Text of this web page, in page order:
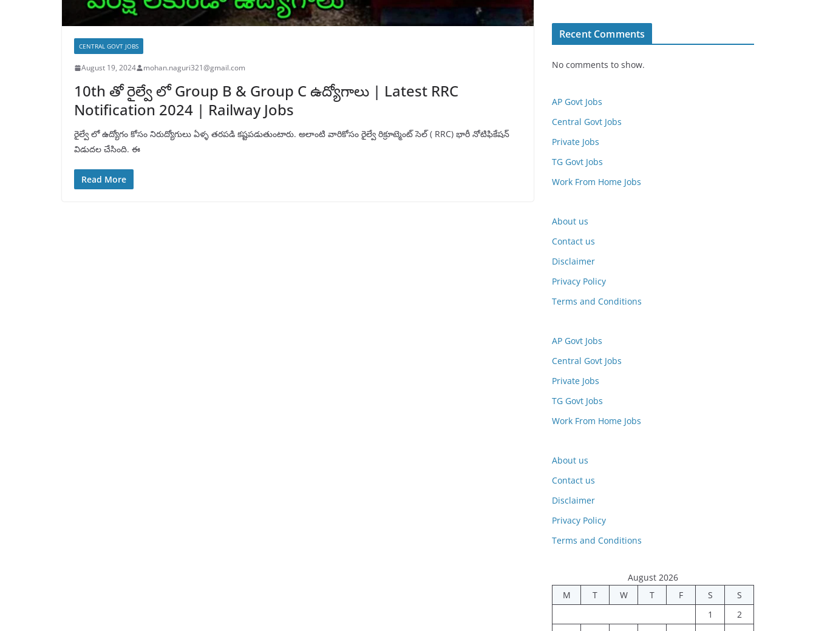
CENTRAL GOVT JOBS
August 19, 2024 mohan.naguri321@gmail.com
10th తో రైల్వే లో Group B & Group C ఉద్యోగాలు | Latest RRC
Notification 2024 | Railway Jobs
రైల్వే లో ఉద్యోగం కోసం నిరుద్యోగులు ఏళ్ళ తరపడి కష్టపడుతుంటారు. అలాంటి వారికోసం రైల్వే రిక్రూట్మెంట్ సెల్ ( RRC) భారీ నోటిఫికేషన్
విడుదల చేసింది. ఈ
Read More
Recent Comments
No comments to show.
AP Govt Jobs
Central Govt Jobs
Private Jobs
TG Govt Jobs
Work From Home Jobs
About us
Contact us
Disclaimer
Privacy Policy
Terms and Conditions
AP Govt Jobs
Central Govt Jobs
Private Jobs
TG Govt Jobs
Work From Home Jobs
About us
Contact us
Disclaimer
Privacy Policy
Terms and Conditions
August 2026
M
T W T F S
S
1
2